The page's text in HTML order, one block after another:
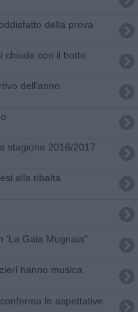
della prova
chiude con il botto
dell’anno
stagione 2016/2017
alla ribalta
'La Gaia Mugnaia"
hanno musica
le aspettative